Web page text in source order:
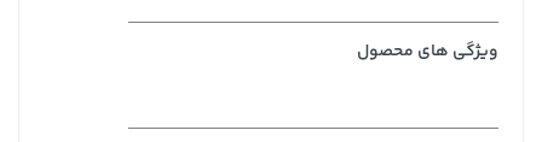
ویژگی های محصول